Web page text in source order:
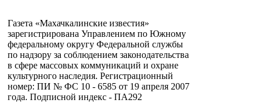
Газета «Махачкалинские известия»
зарегистрирована Управлением по Южному
федеральному округу Федеральной службы
по надзору за соблюдением законодательства
в сфере массовых коммуникаций и охране
культурного наследия. Регистрационный
номер: ПИ № ФС 10 - 6585 от 19 апреля 2007
года. Подписной индекс - ПА292